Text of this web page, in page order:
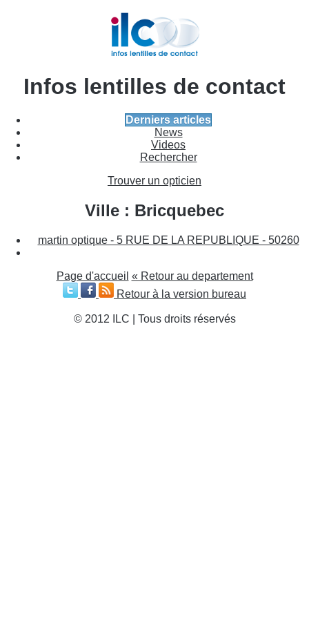
Infos lentilles de contact
Derniers articles
News
Videos
Rechercher
Trouver un opticien
Ville : Bricquebec
martin optique - 5 RUE DE LA REPUBLIQUE - 50260
Page d'accueil « Retour au departement
Retour à la version bureau
© 2012 ILC | Tous droits réservés